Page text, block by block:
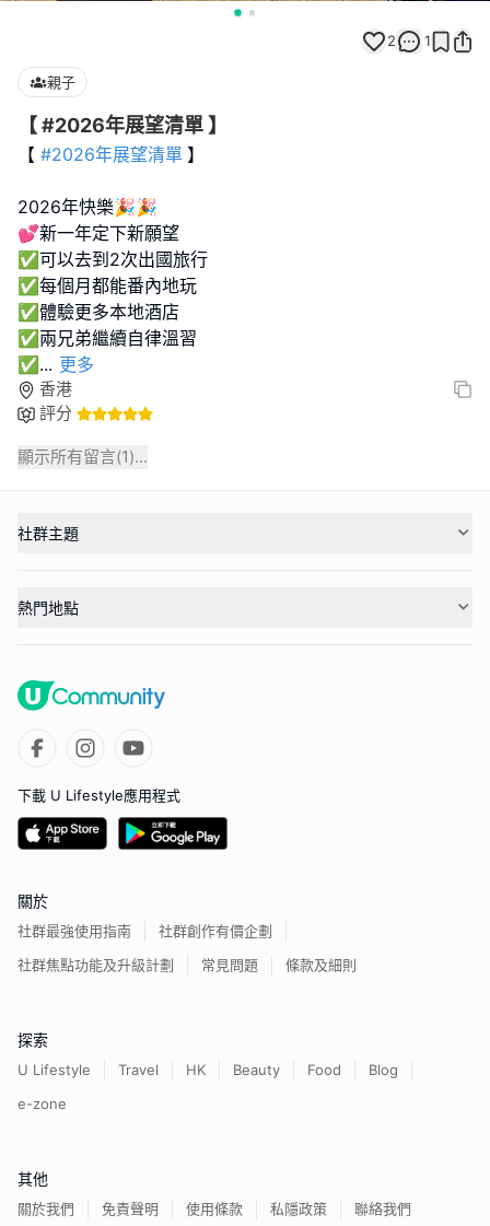
2 1
親子
【 #2026年展望清單 】
【 #2026年展望清單 】
2026年快樂🎉🎉
💕新一年定下新願望
✅可以去到2次出國旅行
✅每個月都能番內地玩
✅體驗更多本地酒店
✅兩兄弟繼續自律溫習
✅ ... 更多
香港
評分
顯示所有留言(1)...
社群主題
熱門地點
下載 U Lifestyle應用程式
關於
社群最強使用指南
社群創作有價企劃
社群焦點功能及升級計劃
常見問題 條款及細則
探索
U Lifestyle Travel HK Beauty Food
Blog
e-zone
其他
關於我們 免責聲明 使用條款 私隱政策 聯絡我們